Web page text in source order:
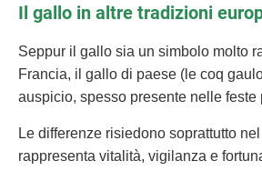
Il gallo in altre tradizioni
Seppur il gallo sia un simbolo molto
Francia, il gallo di paese (le coq
auspicio, spesso presente nelle feste
Le differenze risiedono soprattutto
rappresenta vitalità, vigilanza e